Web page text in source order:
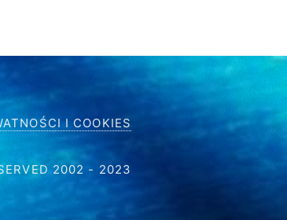
I COOKIES
2002 - 2023